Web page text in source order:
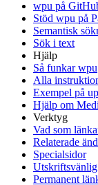
wpu på
Stöd wpu på
Semantisk
Sök i text
Hjälp
Så funkar wpu
Alla
Exempel på
Hjälp om
Verktyg
Vad som
Relaterade
Specialsidor
Permanent